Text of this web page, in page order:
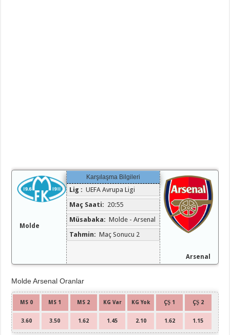
Molde
Karşılaşma Bilgileri
Lig : UEFA Avrupa Ligi
Maç Saati: 20:55
Müsabaka: Molde - Arsenal
Tahmin: Maç Sonucu 2
Arsenal
Molde Arsenal Oranlar
MS 0 MS 1 MS 2 KG Var KG Yok ÇŞ 1 ÇŞ 2
3.60 3.50 1.62 1.45 2.10 1.62 1.15